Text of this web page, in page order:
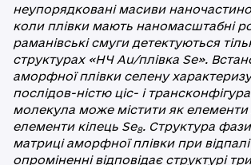
неупорядковані масиви
коли плівки мають наномасштабні
раманівські смуги детектуються
структурах «НЧ Au/плівка Se».
аморфної плівки селену
послідов-ністю ціс- і
молекула може містити як
елементи кілець Se8. Структура
матриці аморфної плівки при
опроміненні відповідає структурі